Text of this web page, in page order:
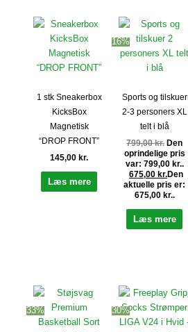
1 stk Sneakerbox
KicksBox
Magnetisk
“DROP FRONT”
145,00 kr.
Læs mere
16%
Sports og tilskuer
2-3 personers XL
telt i blå
799,00kr. Den
oprindelige pris
var: 799,00 kr..
675,00 kr.Den
aktuelle pris er:
675,00 kr..
Læs mere
33% 30%